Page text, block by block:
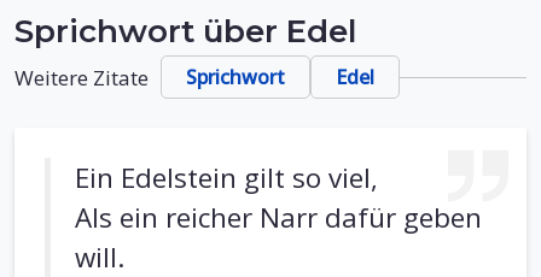
Sprichwort über Edel
Weitere Zitate Sprichwort Edel
Ein Edelstein gilt so viel,
Als ein reicher Narr dafür geben
will.